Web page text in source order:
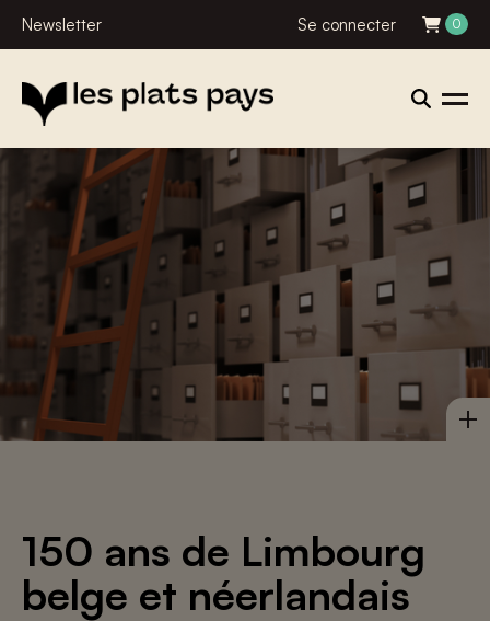
Newsletter Se connecter 0
150 ans de Limbourg
belge et néerlandais